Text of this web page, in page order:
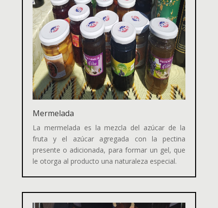
Mermelada
La mermelada es la mezcla del azúcar de la
fruta y el azúcar agregada con la pectina
presente o adicionada, para formar un gel, que
le otorga al producto una naturaleza especial.